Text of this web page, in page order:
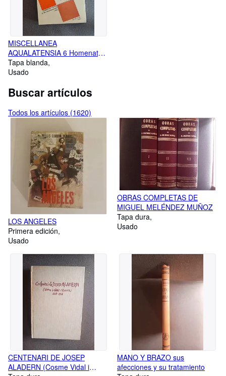
MISCELLANEA
AQUALATENSIA 6 Homenatge
pòstum al Dr. Joan Mercader i
Riba
Tapa blanda
Usado
Buscar artículos
Todos los artículos (1620)
LOS ANGELES
Primera edición
Usado
OBRAS COMPLETAS DE
MIGUEL MELÉNDEZ MUÑOZ
Tapa dura
Usado
CENTENARI DE JOSEP
ALADERN (Cosme Vidal i
MANO Y BRAZO sus
afecciones y su tratamiento